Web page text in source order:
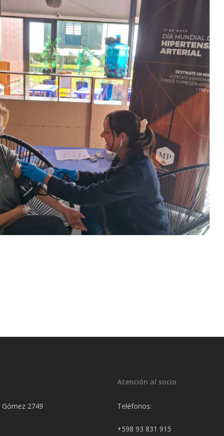
Gómez 2749
Atención al socio
Teléfonos:
+598 93 831 915